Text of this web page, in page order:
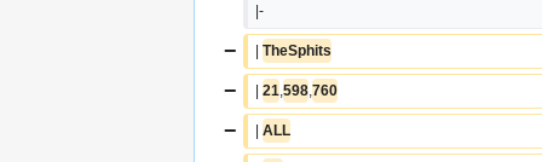
|-
− | TheSphits
− | 21 ,598 ,760
− | ALL